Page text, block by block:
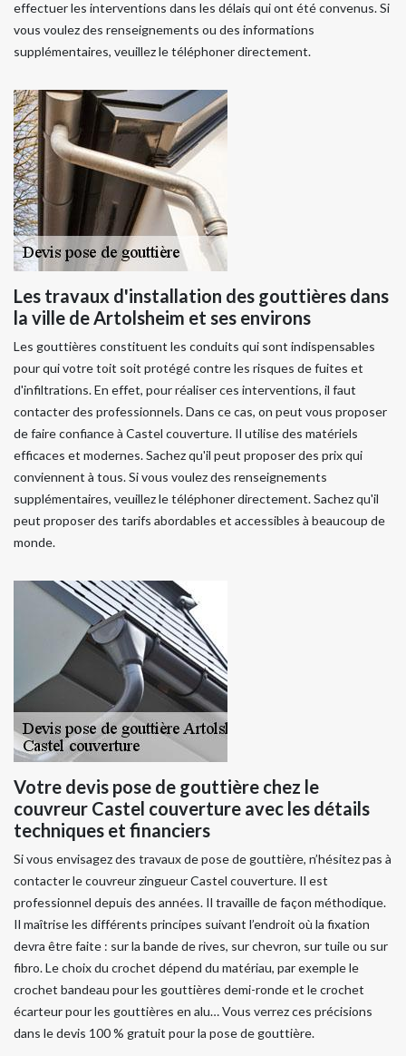
effectuer les interventions dans les délais qui ont été convenus. Si
vous voulez des renseignements ou des informations
supplémentaires, veuillez le téléphoner directement.
Les travaux d'installation des gouttières dans
la ville de Artolsheim et ses environs
Les gouttières constituent les conduits qui sont indispensables
pour qui votre toit soit protégé contre les risques de fuites et
d'infiltrations. En effet, pour réaliser ces interventions, il faut
contacter des professionnels. Dans ce cas, on peut vous proposer
de faire confiance à Castel couverture. Il utilise des matériels
efficaces et modernes. Sachez qu'il peut proposer des prix qui
conviennent à tous. Si vous voulez des renseignements
supplémentaires, veuillez le téléphoner directement. Sachez qu'il
peut proposer des tarifs abordables et accessibles à beaucoup de
monde.
Votre devis pose de gouttière chez le
couvreur Castel couverture avec les détails
techniques et financiers
Si vous envisagez des travaux de pose de gouttière, n’hésitez pas à
contacter le couvreur zingueur Castel couverture. Il est
professionnel depuis des années. Il travaille de façon méthodique.
Il maîtrise les différents principes suivant l’endroit où la fixation
devra être faite : sur la bande de rives, sur chevron, sur tuile ou sur
fibro. Le choix du crochet dépend du matériau, par exemple le
crochet bandeau pour les gouttières demi-ronde et le crochet
écarteur pour les gouttières en alu… Vous verrez ces précisions
dans le devis 100 % gratuit pour la pose de gouttière.